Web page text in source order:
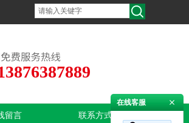
留言 联系方式
在线客服